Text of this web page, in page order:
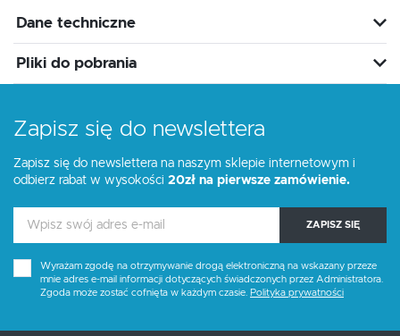
Dane techniczne
Pliki do pobrania
Zapisz się do newslettera
Zapisz się do newslettera na naszym sklepie internetowym i
odbierz rabat w wysokości 20zł na pierwsze zamówienie.
ZAPISZ SIĘ
Wyrażam zgodę na otrzymywanie drogą elektroniczną na wskazany przeze
mnie adres e-mail informacji dotyczących świadczonych przez Administratora.
Zgoda może zostać cofnięta w każdym czasie. Polityka prywatności